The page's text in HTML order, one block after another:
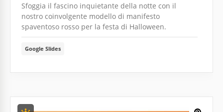
Sfoggia il fascino inquietante della notte con il
nostro coinvolgente modello di manifesto
spaventoso rosso per la festa di Halloween.
Google Slides